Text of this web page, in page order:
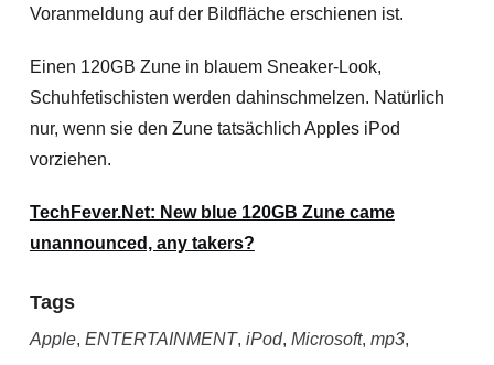
Voranmeldung auf der Bildfläche erschienen ist.
Einen 120GB Zune in blauem Sneaker-Look,
Schuhfetischisten werden dahinschmelzen. Natürlich
nur, wenn sie den Zune tatsächlich Apples iPod
vorziehen.
TechFever.Net: New blue 120GB Zune came
unannounced, any takers?
Tags
Apple, ENTERTAINMENT, iPod, Microsoft, mp3,